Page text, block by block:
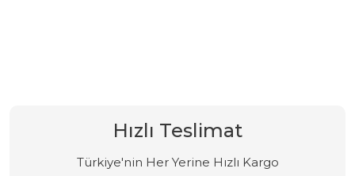
Hızlı Teslimat
Türkiye'nin Her Yerine Hızlı Kargo